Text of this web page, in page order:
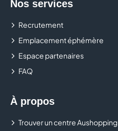
Nos services
Recrutement
Emplacement éphémère
Espace partenaires
FAQ
À propos
Trouver un centre Aushopping